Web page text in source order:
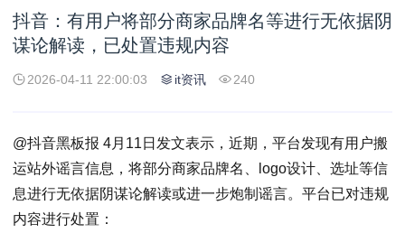
抖音：有用户将部分商家品牌名等进行无依据阴
谋论解读，已处置违规内容
2026-04-11 22:00:03 it资讯 240
@抖音黑板报 4月11日发文表示，近期，平台发现有用户搬
运站外谣言信息，将部分商家品牌名、logo设计、选址等信
息进行无依据阴谋论解读或进一步炮制谣言。平台已对违规
内容进行处置：